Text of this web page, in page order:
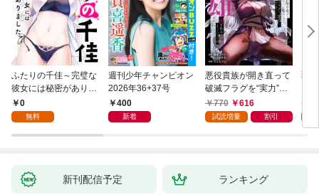
ふたりの千佳～完璧な
彼女には秘密がありま
した(1)
0
無料
週刊少年チャンピオン
2026年36+37号
400
新着
悪役貴族が開き直って
破滅フラグを“実力”で
叩き折っていたら、い
つの間にかヒロイン達
770 616
試読増量 割引
弱
新刊配信予定 ランキング